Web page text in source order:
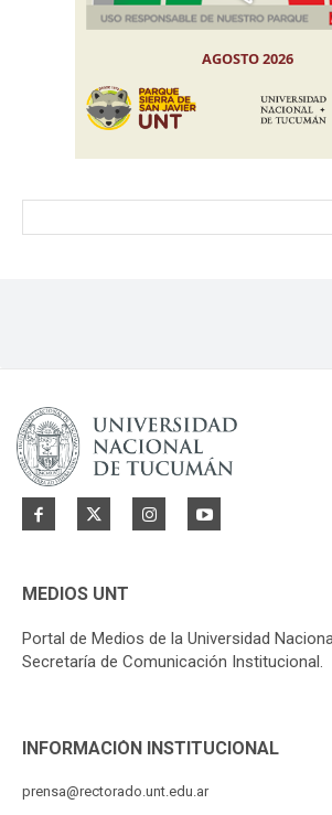
MEDIOS UNT
Portal de Medios de la Universidad
Secretaría de Comunicación Institucional.
INFORMACIÓN INSTITUCIONAL
prensa@rectorado.unt.edu.ar